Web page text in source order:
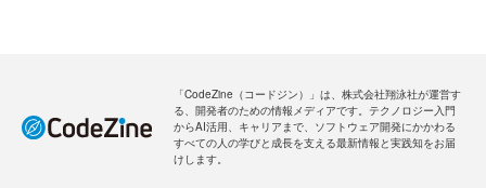
「CodeZine（コードジン）」は、株式会社翔泳社が運営す
る、開発者のための情報メディアです。テクノロジー入門
からAI活用、キャリアまで、ソフトウェア開発にかかわる
すべての人の学びと成長を支える最新情報と実践知をお届
けします。